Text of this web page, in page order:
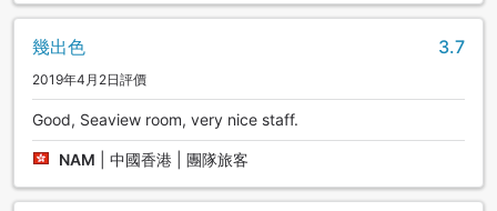
幾出色 3.7
2019年4月2日評價
Good, Seaview room, very nice staff.
NAM 中國香港 | 團隊旅客